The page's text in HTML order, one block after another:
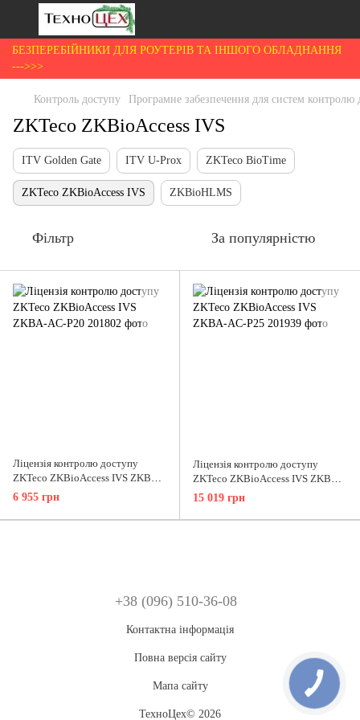
БЕЗПЕРЕБІЙНИКИ ДЛЯ РОУТЕРІВ ТА ІНШОГО ОБЛАДНАННЯ
--->>>
Контроль доступу Програмне забезпечення для систем контролю
ZKTeco ZKBioAccess IVS
ITV Golden Gate ITV U-Prox ZKTeco BioTime
ZKTeco ZKBioAccess IVS ZKBioHLMS
Фільтр За популярністю
Ліцензія контролю доступу
ZKTeco ZKBioAccess IVS ZKBA-
AC-P20
6 955 грн
Ліцензія контролю доступу
ZKTeco ZKBioAccess IVS ZKBA-
AC-P25
15 019 грн
+38 (096) 510-36-08
Контактна інформація
Повна версія сайту
Мапа сайту
ТехноЦех© 2026